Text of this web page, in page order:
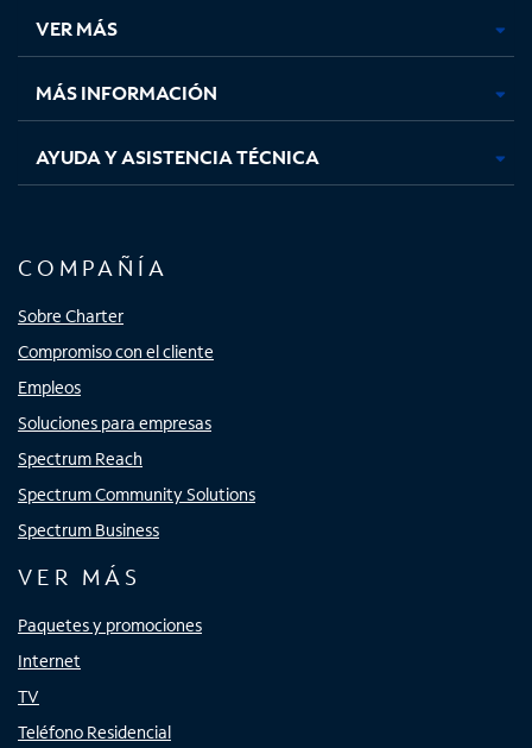
pestaña
nueva
pestaña
nueva
pestaña
nuevanueva
VER MÁS
MÁS INFORMACIÓN
AYUDA Y ASISTENCIA TÉCNICA
COMPAÑÍA
Sobre Charter
Compromiso con el cliente
Empleos
Soluciones para empresas
Spectrum Reach
Spectrum Community Solutions
Spectrum Business
VER MÁS
Paquetes y promociones
Internet
TV
Teléfono Residencial